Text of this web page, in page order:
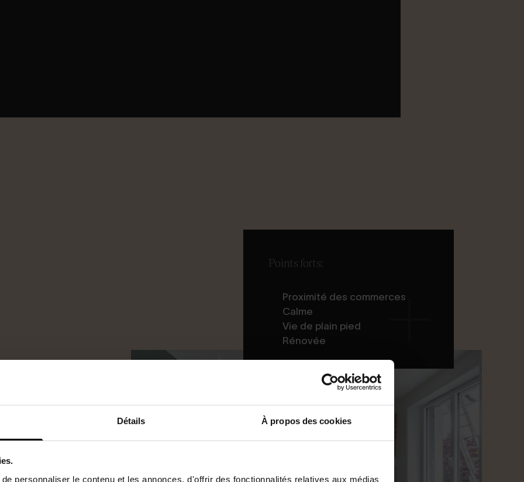
Détails À propos des cookies
personnaliser le contenu et les annonces, d'offrir des fonctionnalités relatives aux médias
Points forts:
Proximité des commerces
Calme
Vie de plain pied
Rénovée